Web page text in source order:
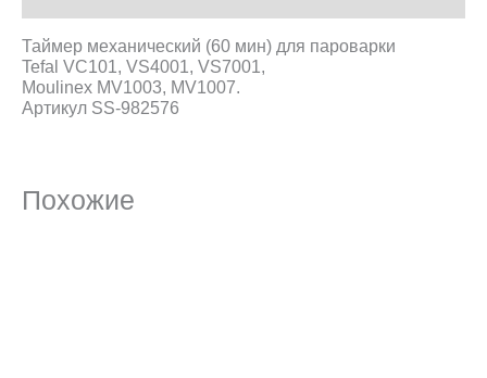
Таймер механический (60 мин) для пароварки
Tefal VC101, VS4001, VS7001,
Moulinex MV1003, MV1007.
Артикул SS-982576
Похожие